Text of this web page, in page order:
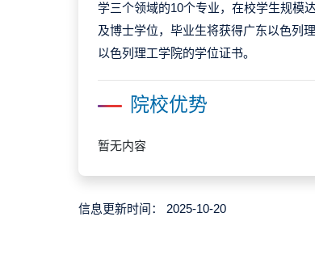
学三个领域的10个专业，在校学生规模
及博士学位，毕业生将获得广东以色列
以色列理工学院的学位证书。
院校优势
暂无内容
信息更新时间： 2025-10-20